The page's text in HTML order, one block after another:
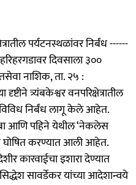
पर्यटनस्थळांवर निर्बंध ------
दिवसाला ३००
नाशिक, ता. २५ :
त्र्यंबकेश्वर वनपरिक्षेत्रातील
निर्बंध लागू केले आहेत.
आणि पहिने येथील ‘नेकलेस
घोषित करण्यात आली आहेत.
कारवाईचा इशारा देण्यात
सावर्डेकर यांच्या आदेशान्वये